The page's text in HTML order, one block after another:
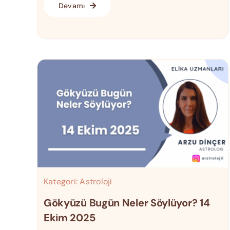
Devamı
Kategori:Astroloji
Gökyüzü Bugün Neler Söylüyor? 14
Ekim 2025